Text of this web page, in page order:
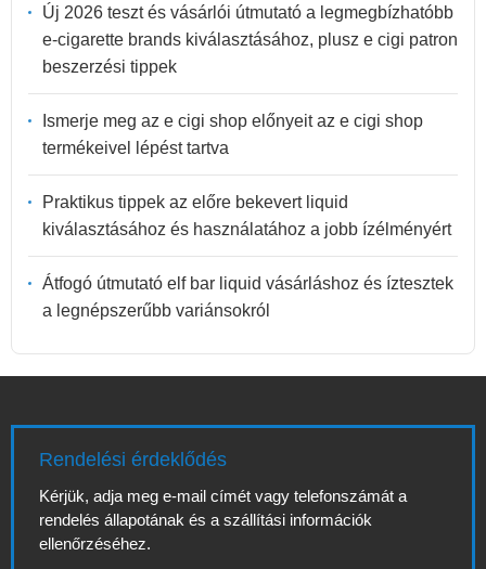
Új 2026 teszt és vásárlói útmutató a legmegbízhatóbb
e-cigarette brands kiválasztásához, plusz e cigi patron
beszerzési tippek
Ismerje meg az e cigi shop előnyeit az e cigi shop
termékeivel lépést tartva
Praktikus tippek az előre bekevert liquid
kiválasztásához és használatához a jobb ízélményért
Átfogó útmutató elf bar liquid vásárláshoz és íztesztek
a legnépszerűbb variánsokról
Rendelési érdeklődés
Kérjük, adja meg e-mail címét vagy telefonszámát a
rendelés állapotának és a szállítási információk
ellenőrzéséhez.